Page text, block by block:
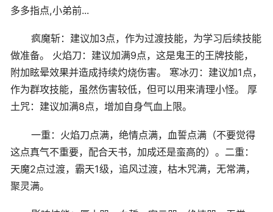
多多指点,小弟前...
疯魔斩：建议加3点，作为过渡技能，为学习后续技能
做准备。 火焰刀：建议加满9点，这是鬼王的王牌技能，
附加眩晕效果并造成持续灼烧伤害。 寒冰刃：建议加1点，
作为群攻技能，虽然伤害较低，但可以用来清理小怪。 厚
土咒：建议加满8点，增加自身气血上限。
一重：火焰刀点满，绝情点满，血誓点满（不要觉得
这点真气不重要，配合天书，加成还是蛮高的）。二重：
天魔2点过渡，霸天1级，追风过渡，枯木咒满，无常满，
聚灵满。